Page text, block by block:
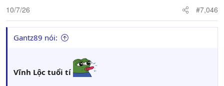
10/7/26 #7,046
Gantz89 nói:
Vĩnh Lộc tuổi tí